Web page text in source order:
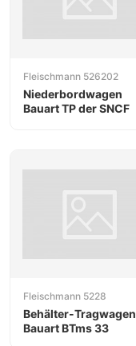
Fleischmann 526202
Niederbordwagen
Bauart TP der SNCF
Fleischmann 5228
Behälter-Tragwagen
Bauart BTms 33